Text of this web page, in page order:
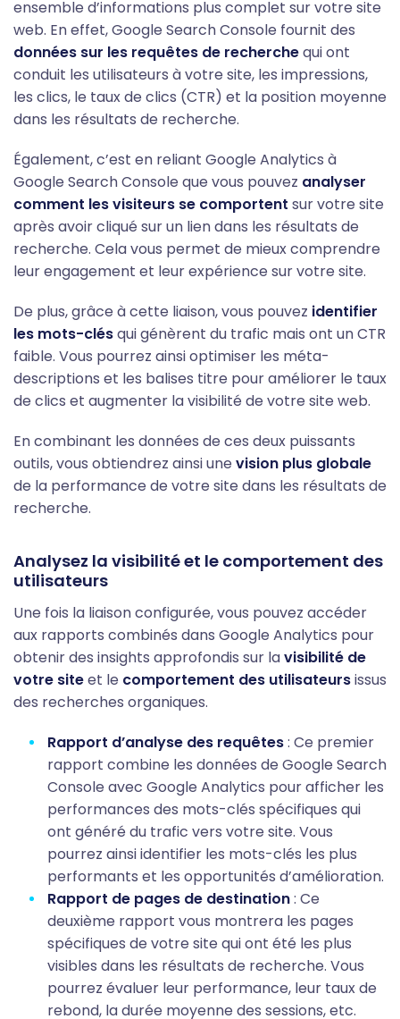
ensemble d’informations plus complet sur votre site
web. En effet, Google Search Console fournit des
données sur les requêtes de recherchequi ont
conduit les utilisateurs à votre site, les impressions,
les clics, le taux de clics (CTR) et la position moyenne
dans les résultats de recherche.
Également, c’est en reliant Google Analytics à
Google Search Console que vous pouvez analyser
comment les visiteurs se comportent sur votre site
après avoir cliqué sur un lien dans les résultats de
recherche. Cela vous permet de mieux comprendre
leur engagement et leur expérience sur votre site.
De plus, grâce à cette liaison, vous pouvez identifier
les mots-clésqui génèrent du trafic mais ont un CTR
faible. Vous pourrez ainsi optimiser les méta-
descriptions et les balises titre pour améliorer le taux
de clics et augmenter la visibilité de votre site web.
En combinant les données de ces deux puissants
outils, vous obtiendrez ainsi une vision plus globale
de la performance de votre site dans les résultats de
recherche.
Analysez la visibilité et le comportement des
utilisateurs
Une fois la liaison configurée, vous pouvez accéder
aux rapports combinés dans Google Analytics pour
obtenir des insights approfondis sur lavisibilité de
votre siteet le comportement des utilisateursissus
des recherches organiques.
Rapport d’analyse des requêtes: Ce premier
rapport combine les données de Google Search
Console avec Google Analytics pour afficher les
performances des mots-clés spécifiques qui
ont généré du trafic vers votre site. Vous
pourrez ainsi identifier les mots-clés les plus
performants et les opportunités d’amélioration.
Rapport de pages de destination: Ce
deuxième rapport vous montrera les pages
spécifiques de votre site qui ont été les plus
visibles dans les résultats de recherche. Vous
pourrez évaluer leur performance, leur taux de
rebond, la durée moyenne des sessions, etc.